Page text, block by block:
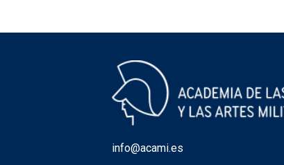
info@acami.es